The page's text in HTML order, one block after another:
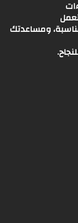
ومساعدتك